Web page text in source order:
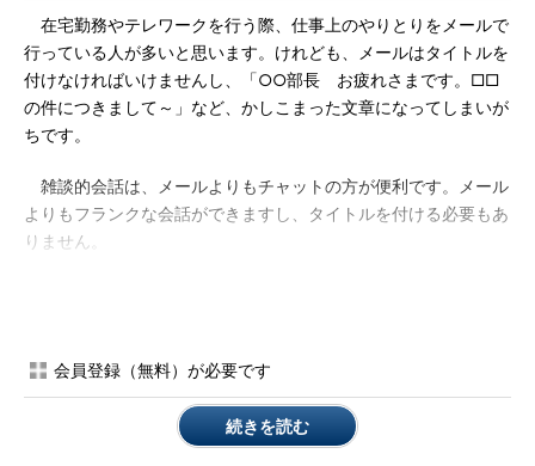
在宅勤務やテレワークを行う際、仕事上のやりとりをメールで
行っている人が多いと思います。けれども、メールはタイトルを
付けなければいけませんし、「○○部長 お疲れさまです。□□
の件につきまして～」など、かしこまった文章になってしまいが
ちです。
雑談的会話は、メールよりもチャットの方が便利です。メール
よりもフランクな会話ができますし、タイトルを付ける必要もあ
りません。
けるだけで冷たい印象が減り、コミュニケーションが円滑になり
「ありがとうございます。」の一言でも、「ありがとうござい
会員登録（無料）が必要です
続きを読む